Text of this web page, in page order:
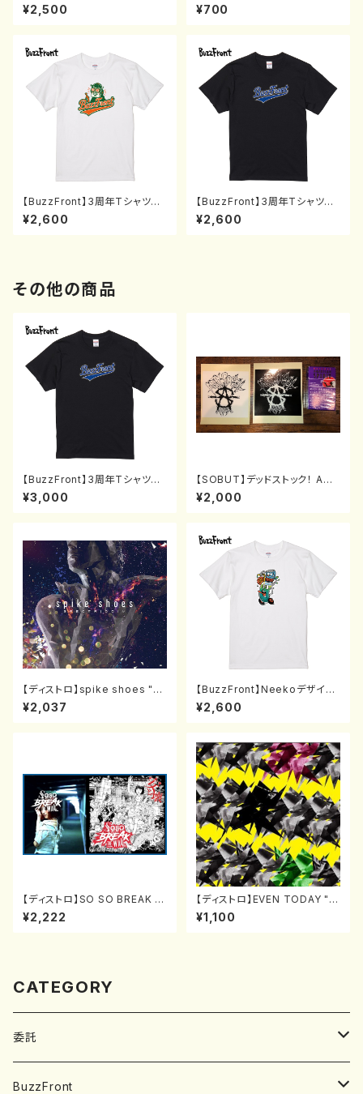
ャツ黒(S〜XL)
¥2,500 ¥700
【BuzzFront】3周年TシャツBF
(S〜XL)
¥2,600
【BuzzFront】3周年TシャツBS
(S〜XL)
¥2,600
その他の商品
【BuzzFront】3周年TシャツBS
(S〜XL)+ピンバッチセット
¥3,000
【SOBUT】デッドストック！ ANT
I SOCIALステッカー&リストバ
ンド
¥2,000
【ディストロ】spike shoes "sp
ectriddim" [CD]
¥2,037
【BuzzFront】Neekoデザイン
Tシャツ(S〜XL)
¥2,600
【ディストロ】SO SO BREAK T
HE WALL "AN TO KAI" [CD]
¥2,222
【ディストロ】EVEN TODAY "E
VEN TODAY" [CD]
¥1,100
CATEGORY
委託
SOBUT
BuzzFront